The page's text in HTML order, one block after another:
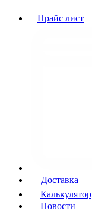
Прайс лист
Доставка
Калькулятор
Новости